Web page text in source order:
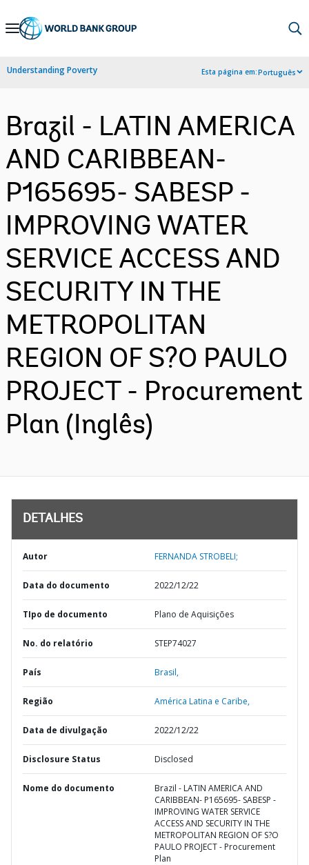
Skip
Navigation
Understanding Poverty Esta página em:Português
Brazil - LATIN AMERICA
AND CARIBBEAN-
P165695- SABESP -
IMPROVING WATER
SERVICE ACCESS AND
SECURITY IN THE
METROPOLITAN
REGION OF S?O PAULO
PROJECT - Procurement
Plan (Inglês)
DETALHES
Autor FERNANDA STROBELI;
Data do documento 2022/12/22
TIpo de documento Plano de Aquisições
No. do relatório STEP74027
País Brasil,
Região América Latina e Caribe,
Data de divulgação 2022/12/22
Disclosure Status Disclosed
Nome do documento
Brazil - LATIN AMERICA AND
CARIBBEAN- P165695- SABESP -
IMPROVING WATER SERVICE
ACCESS AND SECURITY IN THE
METROPOLITAN REGION OF S?O
PAULO PROJECT - Procurement
Plan